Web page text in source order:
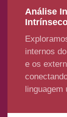
Análise
internos
e os
linguagem